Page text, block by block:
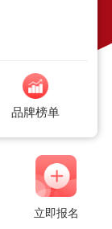
品牌榜单
立即报名